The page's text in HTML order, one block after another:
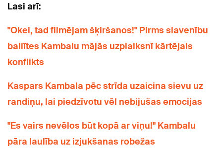
Lasi arī:
"Okei, tad filmējam šķiršanos!" Pirms slavenību
ballītes Kambalu mājās uzplaiksnī kārtējais
konflikts
Kaspars Kambala pēc strīda uzaicina sievu uz
randiņu, lai piedzīvotu vēl nebijušas emocijas
"Es vairs nevēlos būt kopā ar viņu!" Kambalu
pāra laulība uz izjukšanas robežas